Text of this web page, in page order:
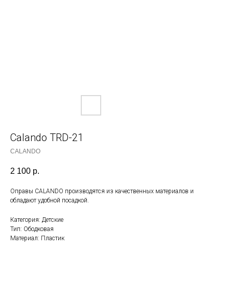
Calando TRD-21
CALANDO
2 100 р.
Оправы CALANDO производятся из качественных материалов и
обладают удобной посадкой.
Категория: Детские
Тип: Ободковая
Материал: Пластик